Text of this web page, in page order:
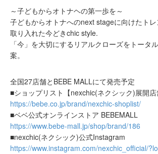
～子どもからオトナヘの第一歩を～
子どもからオトナへのnext stageに向けたト
取り入れた今どきchic style.
「今」を大切にするリアルクローズをトータ
案。
全国27店舗とBEBE MALLにて発売予定
■ショップリスト【nexchic(ネクシック)展開店
https://bebe.co.jp/brand/nexchic-shoplist/
■ベベ公式オンラインストア BEBEMALL
https://www.bebe-mall.jp/shop/brand/186
■nexchic(ネクシック)公式Instagram
https://www.instagram.com/nexchic_official/